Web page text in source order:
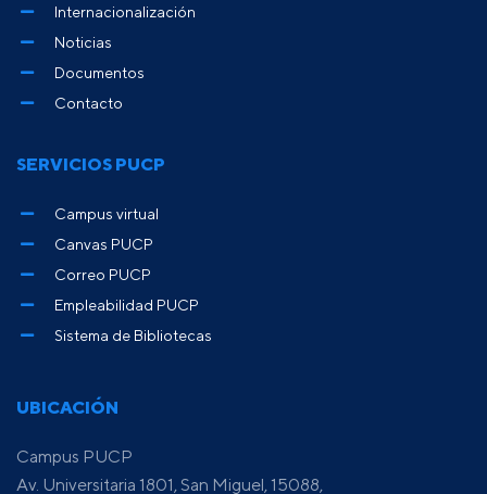
UBICACIÓN
Campus PUCP
Av. Universitaria 1801, San Miguel, 15088,
Internacionalización
Noticias
Documentos
Contacto
SERVICIOS PUCP
Campus virtual
Canvas PUCP
Correo PUCP
Empleabilidad PUCP
Sistema de Bibliotecas